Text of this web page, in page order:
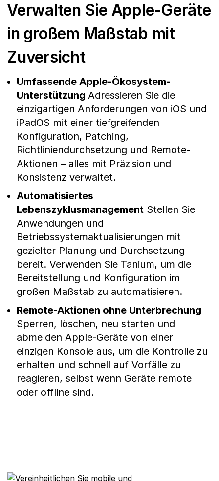
Verwalten Sie Apple-Geräte
in großem Maßstab mit
Zuversicht
Umfassende Apple-Ökosystem-
Unterstützung Adressieren Sie die
einzigartigen Anforderungen von iOS und
iPadOS mit einer tiefgreifenden
Konfiguration, Patching,
Richtliniendurchsetzung und Remote-
Aktionen – alles mit Präzision und
Konsistenz verwaltet.
Automatisiertes
Lebenszyklusmanagement Stellen Sie
Anwendungen und
Betriebssystemaktualisierungen mit
gezielter Planung und Durchsetzung
bereit. Verwenden Sie Tanium, um die
Bereitstellung und Konfiguration im
großen Maßstab zu automatisieren.
Remote-Aktionen ohne Unterbrechung
Sperren, löschen, neu starten und
abmelden Apple-Geräte von einer
einzigen Konsole aus, um die Kontrolle zu
erhalten und schnell auf Vorfälle zu
reagieren, selbst wenn Geräte remote
oder offline sind.